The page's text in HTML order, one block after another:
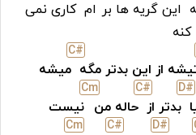
این گریه ها بر ام کاری نمی
کنه
از این بدتر مگه
C#
میشه
D#
بدتر از
C#
حاله من
Cm
نیست
D#
C#
Cm